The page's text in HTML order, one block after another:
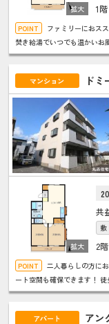
1階
ファミリーにおス
焚き給湯でいつでも温かいお
でもお荷物が受け取れる！
マンション ドミ
敷
2階
二人暮らしの方に
ート空間も確保できます！
ンなし ★お問い合わせは丸
アパート アン